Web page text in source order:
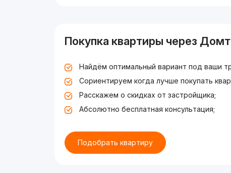
Покупка квартиры через
Найдём оптимальный вариант под ваши
Сориентируем когда лучше покупать
Расскажем о скидках от застройщика;
Абсолютно бесплатная консультация;
Подобрать квартиру